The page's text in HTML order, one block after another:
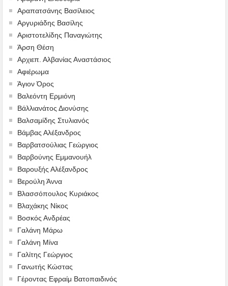
Αραπατσάνης Βασίλειος
Αργυριάδης Βασίλης
Αριστοτελίδης Παναγιώτης
Άρση Θέση
Αρχιεπ. Αλβανίας Αναστάσιος
Αφιέρωμα
Άγιον Όρος
Βαλεόντη Ερμιόνη
Βάλλιανάτος Διονύσης
Βαλσαμίδης Στυλιανός
Βάμβας Αλέξανδρος
Βαρβατσούλιας Γεώργιος
Βαρβούνης Εμμανουήλ
Βαρουξής Αλέξανδρος
Βερούλη Άννα
Βλασσόπουλος Κυριάκος
Βλαχάκης Νίκος
Βοσκός Ανδρέας
Γαλάνη Μάρω
Γαλάνη Μίνα
Γαλίτης Γεώργιος
Γανωτής Κώστας
Γέροντας Εφραίμ Βατοπαιδινός